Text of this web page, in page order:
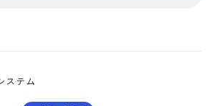
ステム